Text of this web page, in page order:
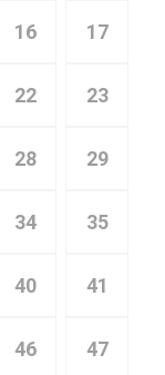
16 17
22 23
28 29
34 35
40 41
46 47